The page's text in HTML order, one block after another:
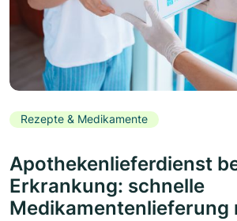
Rezepte & Medikamente
Apothekenlieferdienst
Erkrankung: schnelle
Medikamentenlieferung